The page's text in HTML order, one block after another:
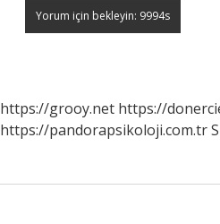
https://grooy.net https://
https://pandorapsikoloji.com.tr